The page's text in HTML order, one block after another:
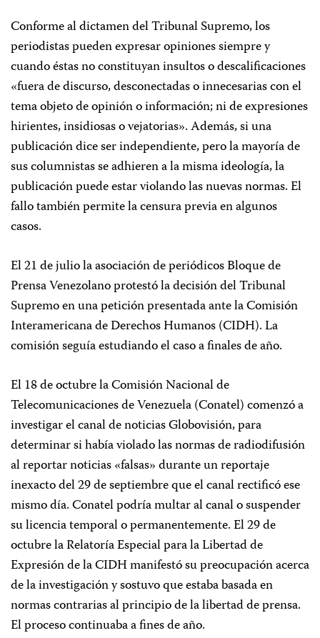
Conforme al dictamen del Tribunal Supremo, los
periodistas pueden expresar opiniones siempre y
cuando éstas no constituyan insultos o descalificaciones
«fuera de discurso, desconectadas o innecesarias con el
tema objeto de opinión o información; ni de expresiones
hirientes, insidiosas o vejatorias». Además, si una
publicación dice ser independiente, pero la mayoría de
sus columnistas se adhieren a la misma ideología, la
publicación puede estar violando las nuevas normas. El
fallo también permite la censura previa en algunos
casos.
El 21 de julio la asociación de periódicos Bloque de
Prensa Venezolano protestó la decisión del Tribunal
Supremo en una petición presentada ante la Comisión
Interamericana de Derechos Humanos (CIDH). La
comisión seguía estudiando el caso a finales de año.
El 18 de octubre la Comisión Nacional de
Telecomunicaciones de Venezuela (Conatel) comenzó a
investigar el canal de noticias Globovisión, para
determinar si había violado las normas de radiodifusión
al reportar noticias «falsas» durante un reportaje
inexacto del 29 de septiembre que el canal rectificó ese
mismo día. Conatel podría multar al canal o suspender
su licencia temporal o permanentemente. El 29 de
octubre la Relatoría Especial para la Libertad de
Expresión de la CIDH manifestó su preocupación acerca
de la investigación y sostuvo que estaba basada en
normas contrarias al principio de la libertad de prensa.
El proceso continuaba a fines de año.